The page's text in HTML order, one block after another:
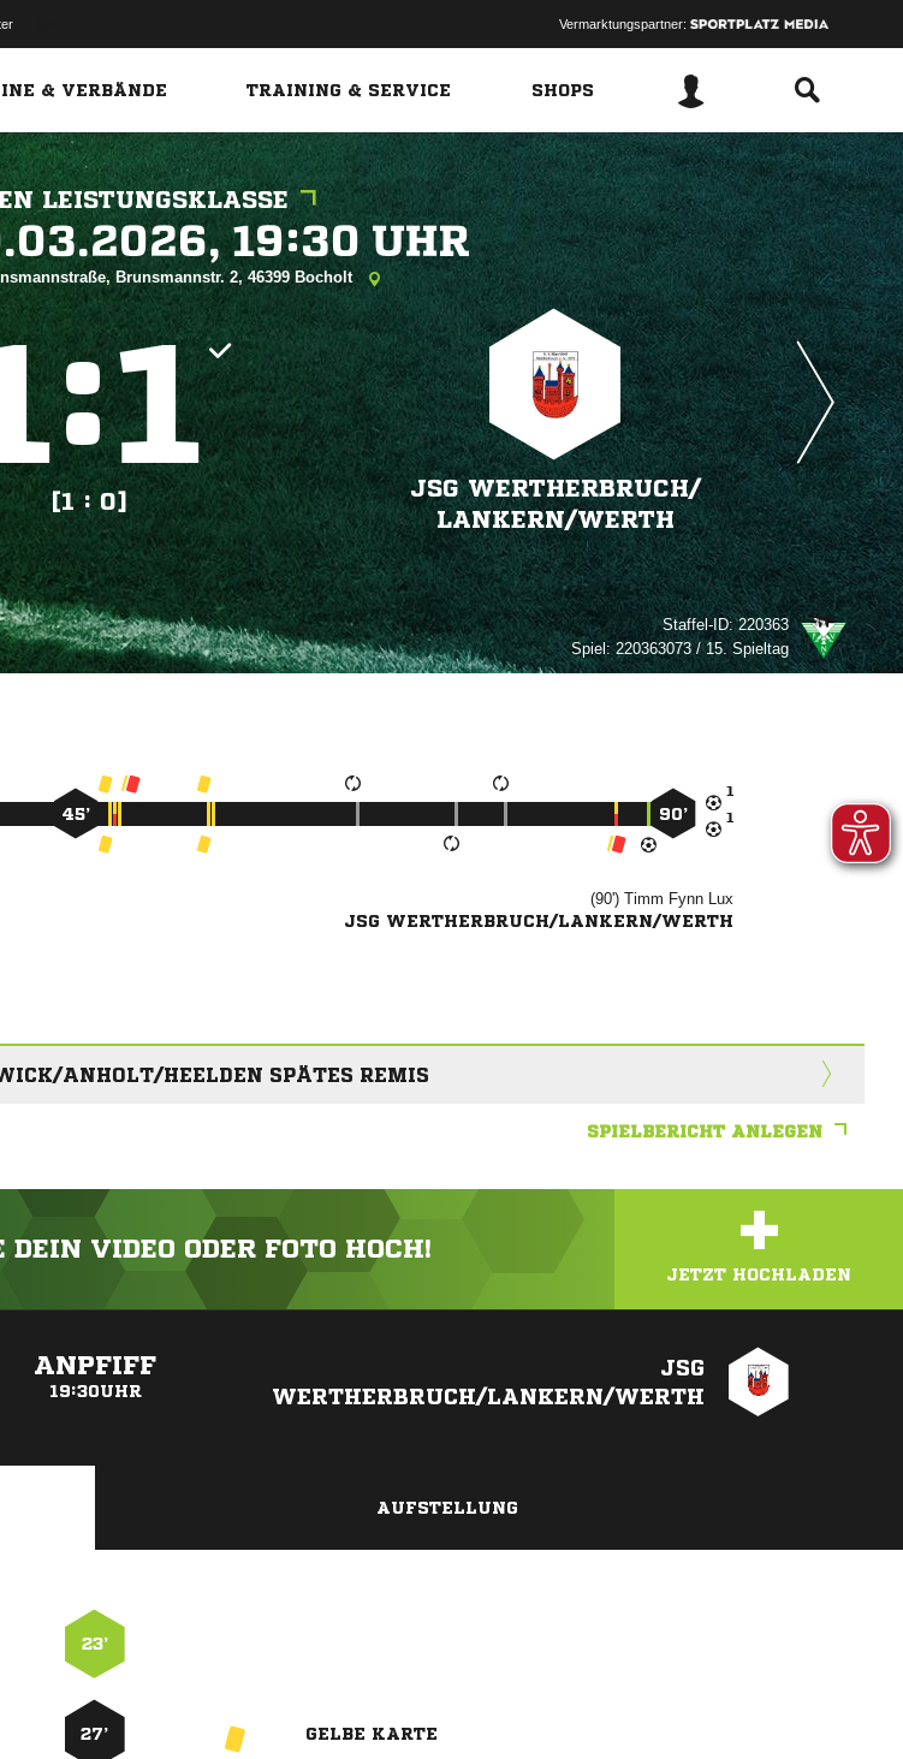
Vermarktungspartner:
& VERBÄNDE TRAINING & SERVICE SHOPS
LEISTUNGSKLASSE
  
Brunsmannstr. 2, 46399 Bocholt
:
[1 : 0]
JSG WERTHERBRUCH/​
LANKERN/​WERTH
Staffel-ID:220363
Spiel:220363073 / 15. Spieltag


45’ 90’
(90')  
JSG WERTHERBRUCH/LANKERN/WERTH
ANHOLT/HEELDEN SPÄTES REMIS
SPIELBERICHT ANLEGEN
VIDEO ODER FOTO HOCH! +
JETZT HOCHLADEN
ANPFIFF
19:30UHR
JSG
WERTHERBRUCH/LANKERN/WERTH
AUFSTELLUNG
23’
27’ GELBE KARTE